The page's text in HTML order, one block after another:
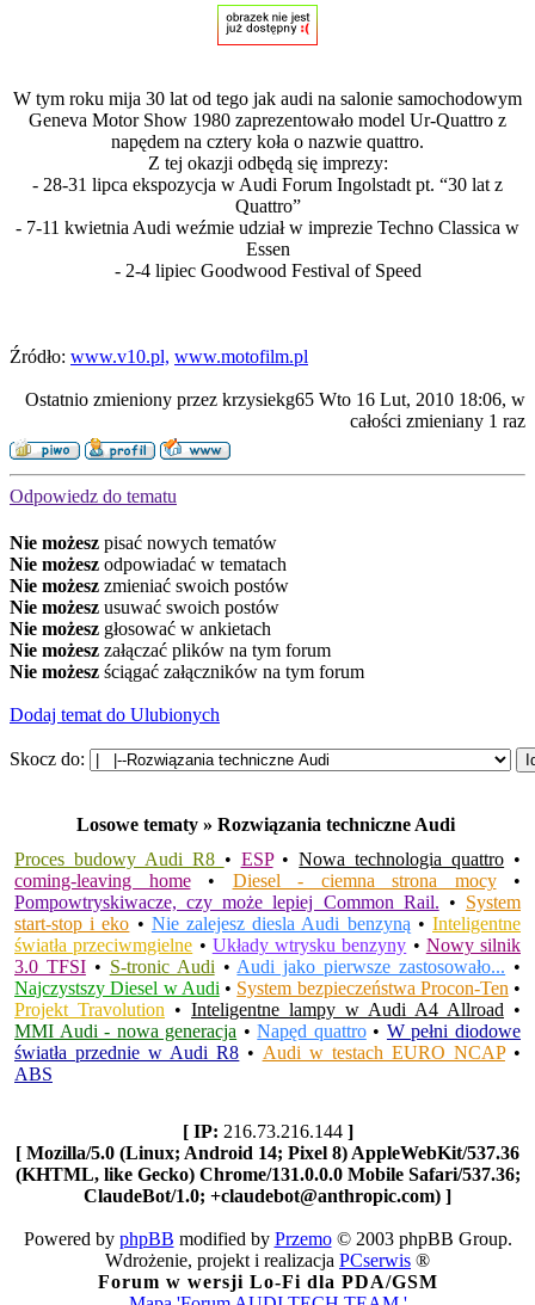
W tym roku mija 30 lat od tego jak audi na salonie samochodowym
Geneva Motor Show 1980 zaprezentowało model Ur-Quattro z
napędem na cztery koła o nazwie quattro.
Z tej okazji odbędą się imprezy:
- 28-31 lipca ekspozycja w Audi Forum Ingolstadt pt. “30 lat z
Quattro”
- 7-11 kwietnia Audi weźmie udział w imprezie Techno Classica w
Essen
- 2-4 lipiec Goodwood Festival of Speed
Źródło: www.v10.pl, www.motofilm.pl
Ostatnio zmieniony przez krzysiekg65 Wto 16 Lut, 2010 18:06, w
całości zmieniany 1 raz
Odpowiedz do tematu
Nie możesz pisać nowych tematów
Nie możesz odpowiadać w tematach
Nie możesz zmieniać swoich postów
Nie możesz usuwać swoich postów
Nie możesz głosować w ankietach
Nie możesz załączać plików na tym forum
Nie możesz ściągać załączników na tym forum
Dodaj temat do Ulubionych
Skocz do:
Losowe tematy » Rozwiązania techniczne Audi
Proces budowy Audi R8 • ESP•Nowa technologia quattro •
coming-leaving home• Diesel - ciemna strona mocy•
Pompowtryskiwacze, czy może lepiej Common Rail. • System
start-stop i eko • Nie zalejesz diesla Audi benzyną •Inteligentne
światła przeciwmgielne • Układy wtrysku benzyny • Nowy silnik
3.0 TFSI• S-tronic Audi • Audi jako pierwsze zastosowało... •
Najczystszy Diesel w Audi • System bezpieczeństwa Procon-Ten •
Projekt Travolution • Inteligentne lampy w Audi A4 Allroad •
MMI Audi - nowa generacja •Napęd quattro• W pełni diodowe
światła przednie w Audi R8 • Audi w testach EURO NCAP•
ABS
[ IP: 216.73.216.144 ]
[ Mozilla/5.0 (Linux; Android 14; Pixel 8) AppleWebKit/537.36
(KHTML, like Gecko) Chrome/131.0.0.0 Mobile Safari/537.36;
ClaudeBot/1.0; +claudebot@anthropic.com) ]
Powered by phpBB modified by Przemo© 2003 phpBB Group.
Wdrożenie, projekt i realizacja PCserwis ®
Forum w wersji Lo-Fi dla PDA/GSM